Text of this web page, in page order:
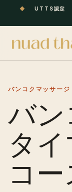
◆ UTTS認定
バンコク マッサージ
バ
タ
コー